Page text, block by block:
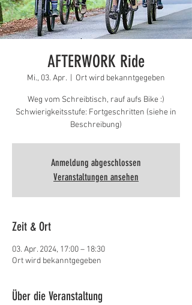
AFTERWORK Ride
Mi., 03. Apr. Ort wird bekanntgegeben
Weg vom Schreibtisch, rauf aufs Bike :)
Schwierigkeitsstufe: Fortgeschritten (siehe in
Beschreibung)
Anmeldung abgeschlossen
Veranstaltungen ansehen
Zeit & Ort
03. Apr. 2024, 17:00 – 18:30
Ort wird bekanntgegeben
Über die Veranstaltung